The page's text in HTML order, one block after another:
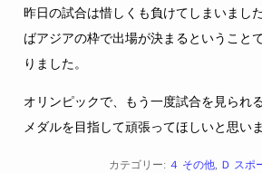
昨日の試合は惜しくも負けてしまいまし
ばアジアの枠で出場が決まるということ
りました。
オリンピックで、もう一度試合を見られ
メダルを目指して頑張ってほしいと思いま
カテゴリー: ４ その他, Ｄ スポ